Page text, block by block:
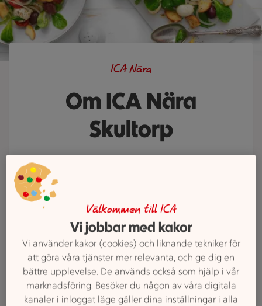
Om ICA Nära
Skultorp
ICA Nära
och hjälper gärna till med att visa
Behöver du ett middagstips eller
saknar du något i våra hyllor? Prata
med oss. Vi finns här för att göra
din vecka lite enklare och mycket
godare.
Välkommen till ICA
Vi jobbar med kakor
Vi använder kakor (cookies) och liknande tekniker för
att göra våra tjänster mer relevanta, och ge dig en
bättre upplevelse. De används också som hjälp i vår
marknadsföring. Besöker du någon av våra digitala
kanaler i inloggat läge gäller dina inställningar i alla